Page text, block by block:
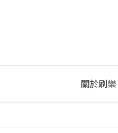
關於刷樂